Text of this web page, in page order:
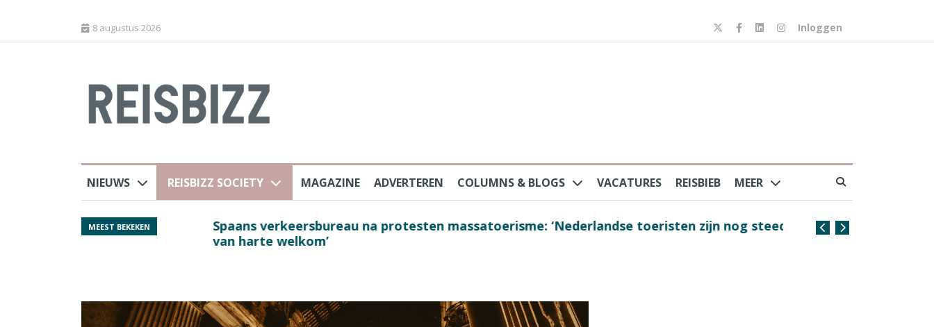
8 augustus 2026 Inloggen
NIEUWS REISBIZZ SOCIETY MAGAZINE ADVERTEREN COLUMNS & BLOGS VACATURES REISBIEB MEER
MEEST BEKEKEN
Spaans verkeersbureau na protesten massatoerisme: ‘Nederlandse toeristen zijn nog steeds
van harte welkom’
Coffee with the